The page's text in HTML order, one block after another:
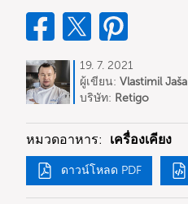
19. 7. 2021
ผู้เขียน: Vlastimil Jaša
บริษัท: Retigo
หมวดอาหาร: เครื่องเคียง
ดาวน์โหลด PDF